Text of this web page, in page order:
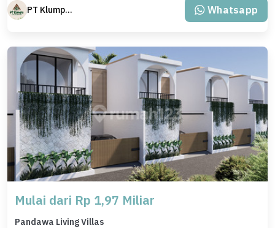
PT Klumpu Kita Sejahtera Whatsapp
Mulai dari Rp 1,97 Miliar
Pandawa Living Villas